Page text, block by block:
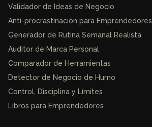
Validador de Ideas de Negocio
Anti-procrastinación para Emprendedores
Generador de Rutina Semanal Realista
Auditor de Marca Personal
Comparador de Herramientas
Detector de Negocio de Humo
Control, Disciplina y Límites
Libros para Emprendedores